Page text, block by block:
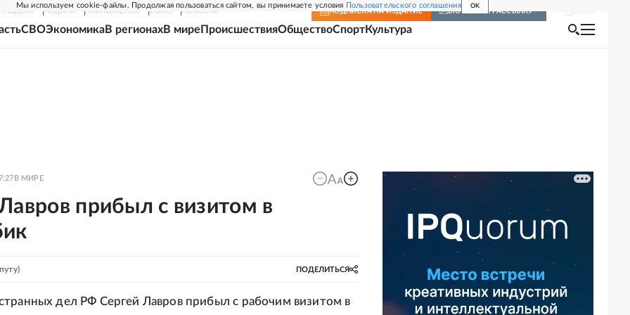
Мы используем cookie-файлы. Продолжая пользоваться сайтом, вы принимаете условия Пользовательского соглашения OK
НЕДЕЛЯ РОДИНА ПРИЛОЖЕНИЯ СОЮЗ НОВОСТИ ПОДПИСКА НА ИЗДАНИЕ ВКЛЮЧИТЬ РАССЫЛКУ
СВОЭкономикаВ регионахВ мире ПроисшествияОбществоСпортКультура
В МИРЕ
прибыл с визитом в
ПОДЕЛИТЬСЯ
дел РФ Сергей Лавров прибыл с рабочим визитом в